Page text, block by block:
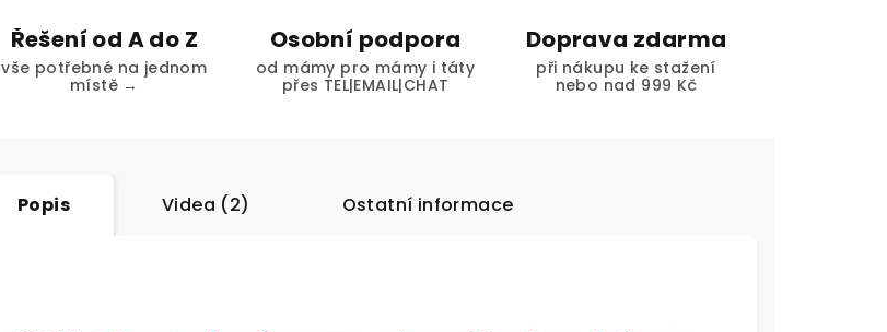
Řešení od A do Z
vše potřebné na jednom
místě →
Osobní podpora
od mámy pro mámy i táty
přes TEL|EMAIL|CHAT
Doprava zdarma
při nákupu ke stažení
nebo nad 999 Kč
Popis Videa (2) Ostatní informace